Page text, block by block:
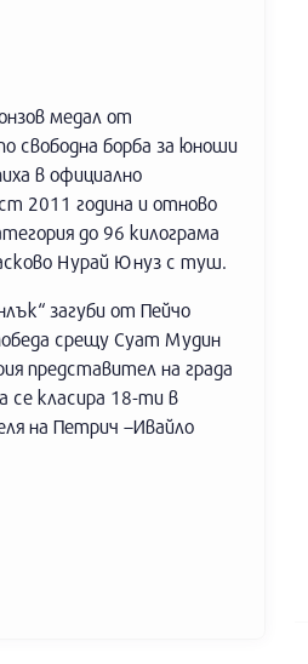
медал от
свободна борба за юноши
в официално
2011 година и отново
до 96 килограма
Нурай Юнуз с туш.
загуби от Пейчо
срещу Суат Мудин
представител на града
се класира 18-ти в
на Петрич –Ивайло